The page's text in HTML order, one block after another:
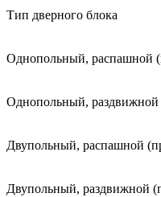
Тип дверного блока
Однопольный, распашной
Однопольный, раздвижной
Двупольный, распашной
Двупольный, раздвижной